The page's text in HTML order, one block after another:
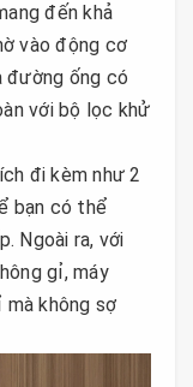
đến khả
vào động cơ
ống có
với bộ lọc khử
đi kèm như 2
bạn có thể
Ngoài ra, với
gỉ, máy
mà không sợ